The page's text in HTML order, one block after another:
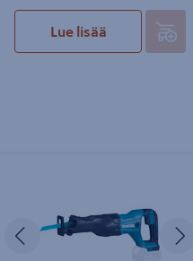
Lue lisää
Edellinen